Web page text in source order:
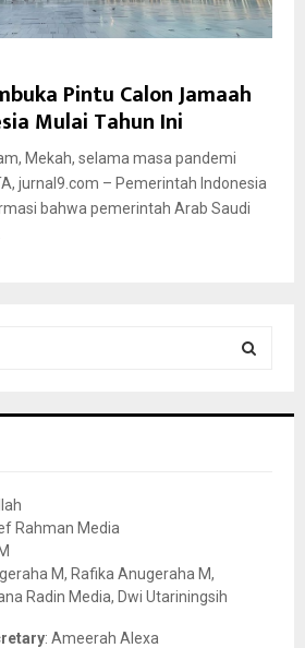
Pintu Calon Jamaah
Mulai Tahun Ini
Mekah, selama masa pandemi
jurnal9.com – Pemerintah Indonesia
bahwa pemerintah Arab Saudi
Rahman Media
M, Rafika Anugeraha M,
Radin Media, Dwi Utariningsih
: Ameerah Alexa